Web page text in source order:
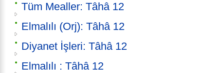
Tüm Mealler: Tâhâ 12
Elmalılı (Orj): Tâhâ 12
Diyanet İşleri: Tâhâ 12
Elmalılı : Tâhâ 12